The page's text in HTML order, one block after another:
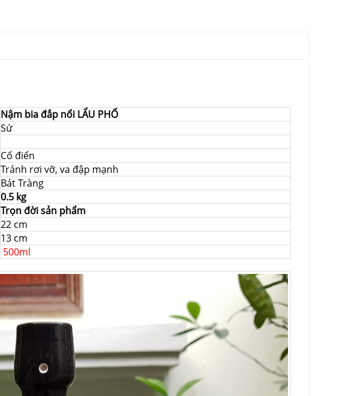
Nậm bia đắp nổi LẨU PHỐ
Sứ
Cổ điển
Tránh rơi vỡ, va đập mạnh
Bát Tràng
0.5 kg
Trọn đời sản phẩm
22 cm
13 cm
500ml